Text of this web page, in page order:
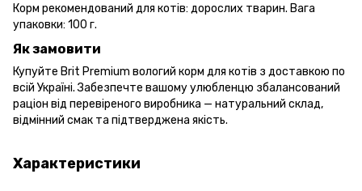
Корм рекомендований для котів: дорослих тварин. Вага
упаковки: 100 г.
Як замовити
Купуйте Brit Premium вологий корм для котів з доставкою по
всій Україні. Забезпечте вашому улюбленцю збалансований
раціон від перевіреного виробника — натуральний склад,
відмінний смак та підтверджена якість.
Характеристики